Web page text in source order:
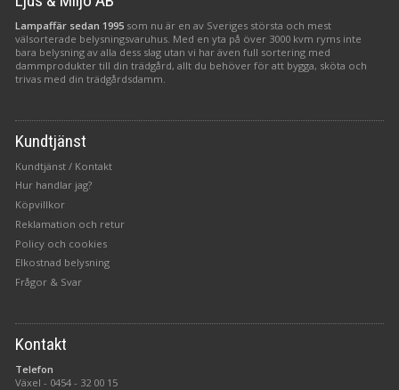
Lampaffär sedan 1995 som nu är en av Sveriges största och mest
välsorterade belysningsvaruhus. Med en yta på över 3000 kvm ryms inte
bara belysning av alla dess slag utan vi har även full sortering med
dammprodukter till din trädgård, allt du behöver för att bygga, sköta och
trivas med din trädgårdsdamm.
Kundtjänst
Kundtjänst / Kontakt
Hur handlar jag?
Köpvillkor
Reklamation och retur
Policy och cookies
Elkostnad belysning
Frågor & Svar
Kontakt
Telefon
Växel - 0454 - 32 00 15